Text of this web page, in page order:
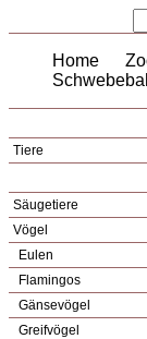
Home
Tiere
Säugetiere
Vögel
Eulen
Flamingos
Gänsevögel
Greifvögel